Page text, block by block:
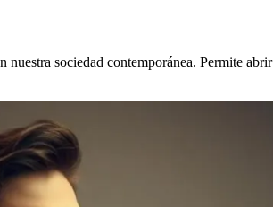
sociedad contemporánea. Permite